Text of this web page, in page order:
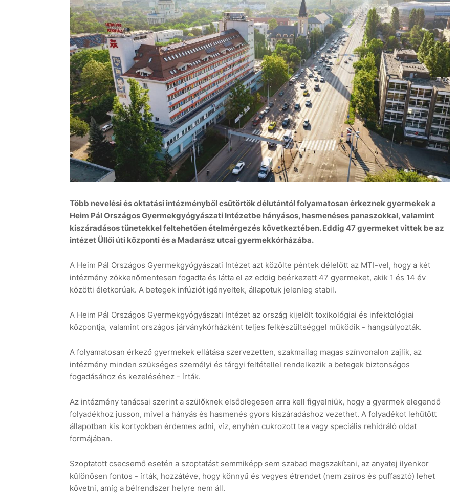
Több nevelési és oktatási intézményből csütörtök délutántól folyamatosan érkeznek gyermekek a
Heim Pál Országos Gyermekgyógyászati Intézetbe hányásos, hasmenéses panaszokkal, valamint
kiszáradásos tünetekkel feltehetően ételmérgezés következtében. Eddig 47 gyermeket vittek be az
intézet Üllői úti központi és a Madarász utcai gyermekkórházába.
A Heim Pál Országos Gyermekgyógyászati Intézet azt közölte péntek délelőtt az MTI-vel, hogy a két
intézmény zökkenőmentesen fogadta és látta el az eddig beérkezett 47 gyermeket, akik 1 és 14 év
közötti életkorúak. A betegek infúziót igényeltek, állapotuk jelenleg stabil.
A Heim Pál Országos Gyermekgyógyászati Intézet az ország kijelölt toxikológiai és infektológiai
központja, valamint országos járványkórházként teljes felkészültséggel működik - hangsúlyozták.
A folyamatosan érkező gyermekek ellátása szervezetten, szakmailag magas színvonalon zajlik, az
intézmény minden szükséges személyi és tárgyi feltétellel rendelkezik a betegek biztonságos
fogadásához és kezeléséhez - írták.
Az intézmény tanácsai szerint a szülőknek elsődlegesen arra kell figyelniük, hogy a gyermek elegendő
folyadékhoz jusson, mivel a hányás és hasmenés gyors kiszáradáshoz vezethet. A folyadékot lehűtött
állapotban kis kortyokban érdemes adni, víz, enyhén cukrozott tea vagy speciális rehidráló oldat
formájában.
Szoptatott csecsemő esetén a szoptatást semmiképp sem szabad megszakítani, az anyatej ilyenkor
különösen fontos - írták, hozzátéve, hogy könnyű és vegyes étrendet (nem zsíros és puffasztó) lehet
követni, amíg a bélrendszer helyre nem áll.